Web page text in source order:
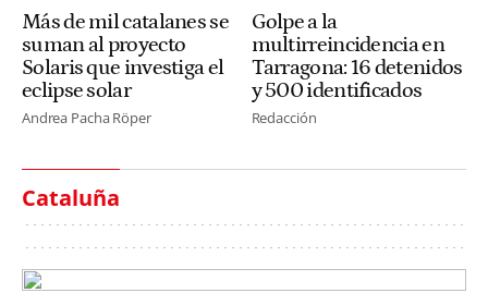
Más de mil catalanes se
suman al proyecto
Solaris que investiga el
eclipse solar
Andrea Pacha Röper
Golpe a la
multirreincidencia en
Tarragona: 16 detenidos
y 500 identificados
Redacción
Cataluña